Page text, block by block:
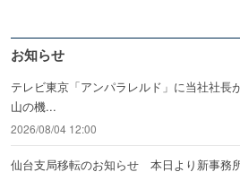
お知らせ
テレビ東京「アンパラレルド」に当社社
山の機...
2026/08/04 12:00
仙台支局移転のお知らせ 本日より新事務